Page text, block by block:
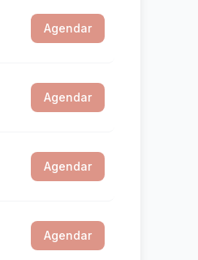
Agendar
Agendar
Agendar
Agendar